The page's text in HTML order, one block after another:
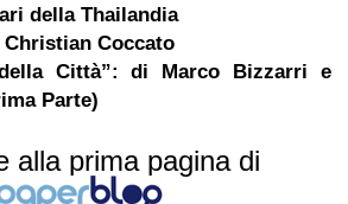
della Thailandia
Coccato
Città”: di Marco Bizzarri e
Parte)
alla prima pagina di